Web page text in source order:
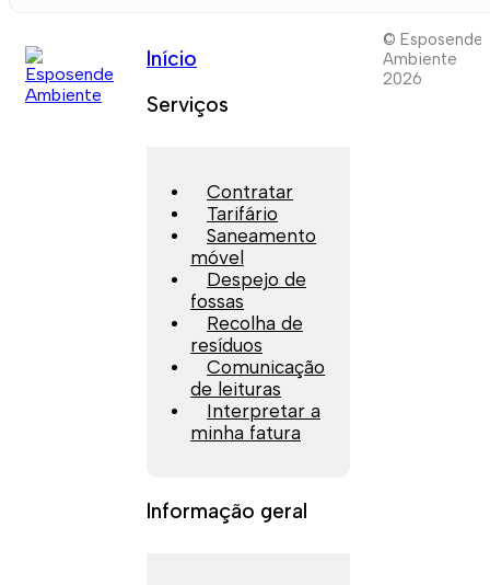
Início
Serviços
Contratar
Tarifário
Saneamento
móvel
Despejo de
fossas
Recolha de
resíduos
Comunicação
de leituras
Interpretar a
minha fatura
Informação geral
© Esposende
Ambiente
2026